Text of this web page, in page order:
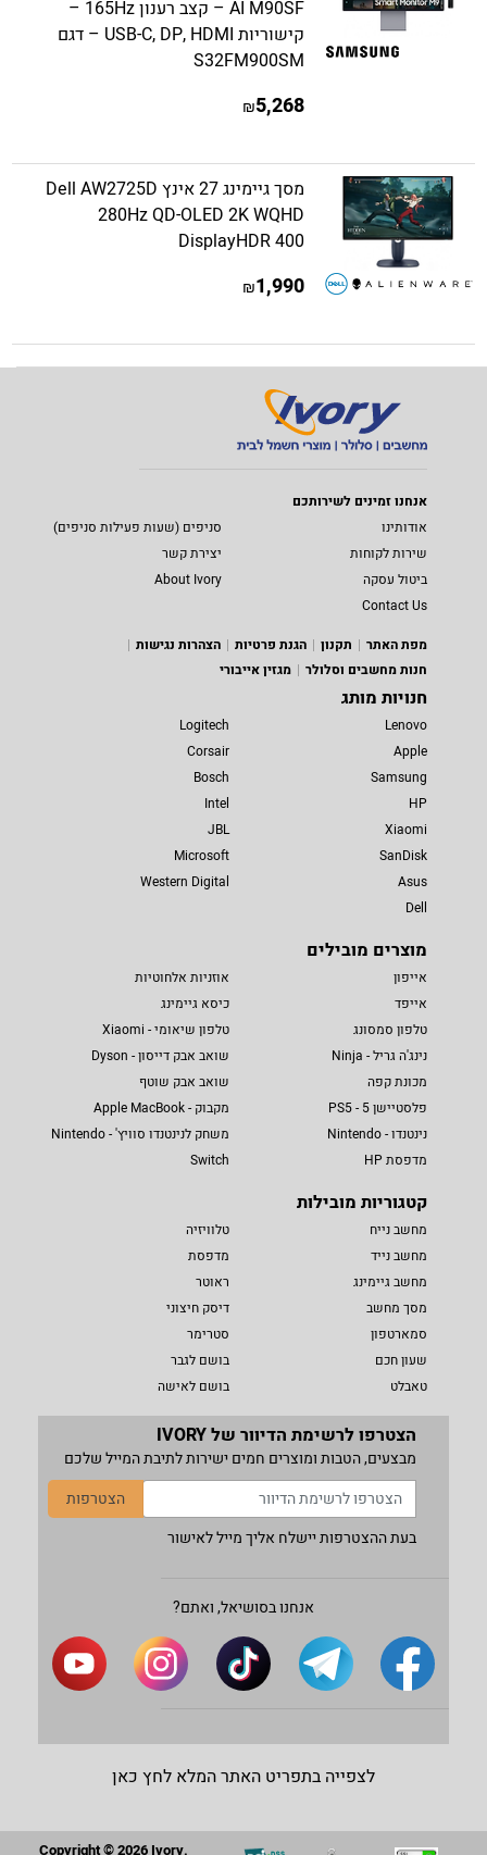
AI M90SF – קצב רענון 165Hz –
קישוריות USB-C, DP, HDMI – דגם
S32FM900SM
5,268
₪
מסך גיימינג 27 אינץ Dell AW2725D
280Hz QD-OLED 2K WQHD
DisplayHDR 400
1,990
₪
אנחנו זמינים לשירותכם
אודותינו
סניפים (שעות פעילות סניפים)
שירות לקוחות
יצירת קשר
ביטול עסקה
About Ivory
Contact Us
מפת האתר
תקנון הגנת פרטיות
הצהרות נגישות
חנות מחשבים וסלולר
מגזין אייבורי
חנויות מותג
Lenovo
Apple
Samsung
HP
Xiaomi
SanDisk
Asus
Dell
Logitech
Corsair
Bosch
Intel
JBL
Microsoft
Western Digital
מוצרים מובילים
אייפון
אייפד
טלפון סמסונג
נינג'ה גריל - Ninja
מכונת קפה
פלסטיישן 5 - PS5
נינטנדו - Nintendo
מדפסת HP
אוזניות אלחוטיות
כיסא גיימינג
טלפון שיאומי - Xiaomi
שואב אבק דייסון - Dyson
שואב אבק שוטף
מקבוק - Apple MacBook
משחק לנינטנדו סוויץ' - Nintendo
Switch
קטגוריות מובילות
מחשב נייח
מחשב נייד
מחשב גיימינג
מסך מחשב
סמארטפון
שעון חכם
טאבלט
טלוויזיה
מדפסת
ראוטר
דיסק חיצוני
סטרימר
בושם לגבר
בושם לאישה
הצטרפו לרשימת הדיוור של IVORY
מבצעים, הטבות ומוצרים חמים ישירות לתיבת המייל שלכם
הצטרפות
בעת ההצטרפות יישלח אליך מייל לאישור
אנחנו בסושיאל, ואתם?
לצפייה בתפריט האתר המלא לחץ כאן
Copyright © 2026 Ivory.